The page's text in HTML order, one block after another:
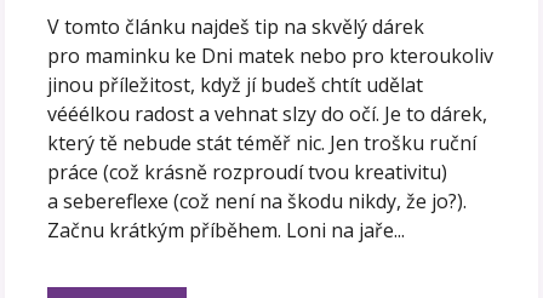
V tomto článku najdeš tip na skvělý dárek
pro maminku ke Dni matek nebo pro kteroukoliv
jinou příležitost, když jí budeš chtít udělat
vééélkou radost a vehnat slzy do očí. Je to dárek,
který tě nebude stát téměř nic. Jen trošku ruční
práce (což krásně rozproudí tvou kreativitu)
a sebereflexe (což není na škodu nikdy, že jo?).
Začnu krátkým příběhem. Loni na jaře...